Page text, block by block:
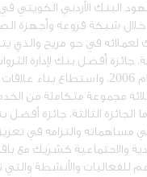
البنك الأردني الكويتي
شبكة فروعه وأجهزة
لعملائه في جو مريح
جائزة أفضل بنك لإدارة
خاصة في البنك الأردني الكويتي
مجموعة متكاملة من
مساهماته والتزامه في
والاجتماعية كشريك مع
والأنشطة والتي